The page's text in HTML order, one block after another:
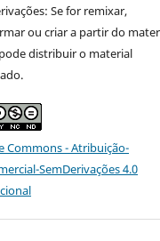
Se for remixar,
ou criar a partir do
distribuir o material
Commons - Atribuição-
SemDerivações 4.0